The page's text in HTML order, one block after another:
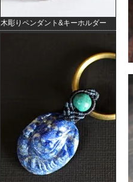
木彫りペンダント&キーホルダー